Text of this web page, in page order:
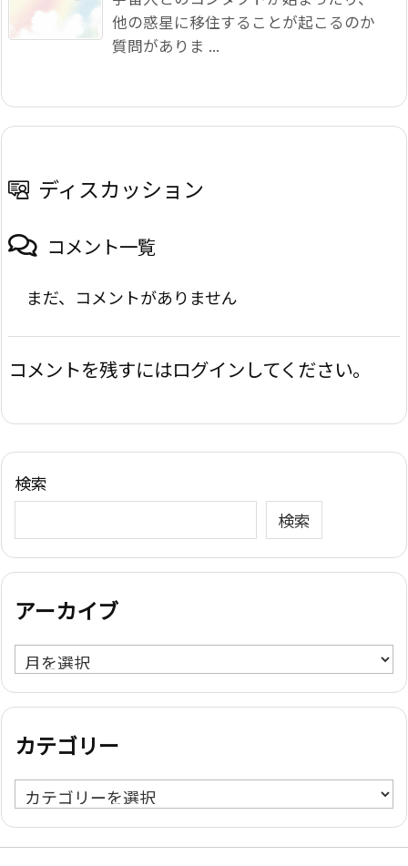
他の惑星に移住することが起こるのか
質問がありま ...
ディスカッション
コメント一覧
まだ、コメントがありません
コメントを残すにはログインしてください。
検索
検索
アーカイブ
ア
ー
カ
ブ
カテゴリー
カ
テ